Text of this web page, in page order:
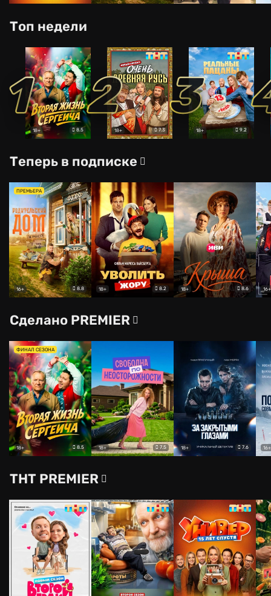
Топ недели
1
18+ 8.5
2
18+ 7.3
3
18+ 9.2
Теперь в подписке
16+ 8.8
ПРЕМЬЕРА
18+ 8.2 18+ 8.6 16+
Сделано PREMIER
18+ 8.5
ФИНАЛ СЕЗОНА
18+ 7.5 18+ 7.6 16+
ТНТ PREMIER